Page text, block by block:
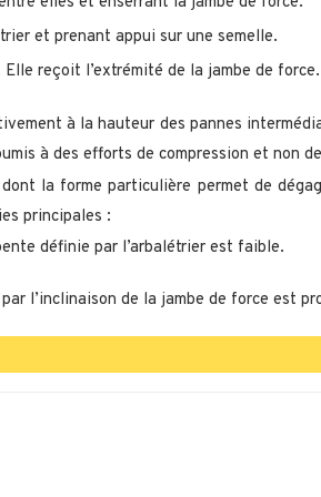
et prenant appui sur une semelle.
reçoit l’extrémité de la jambe de force.
à la hauteur des pannes
à des efforts de compression et non
la forme particulière permet de
principales :
définie par l’arbalétrier est faible.
l’inclinaison de la jambe de force est